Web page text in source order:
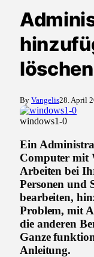
löschen
By Vangelis28. April
windows1-0
Ein
Computer mit
Arbeiten bei
Personen und
bearbeiten,
Problem, mit
die anderen
Ganze
Anleitung.